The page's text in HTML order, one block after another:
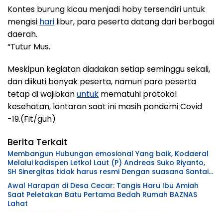
Kontes burung kicau menjadi hoby tersendiri untuk
mengisi hari libur, para peserta datang dari berbagai
daerah.
“Tutur Mus.
Meskipun kegiatan diadakan setiap seminggu sekali,
dan diikuti banyak peserta, namun para peserta
tetap di wajibkanuntuk mematuhi protokol
kesehatan, lantaran saat ini masih pandemi Covid
-19.(Fit/guh)
Berita Terkait
Membangun Hubungan emosional Yang baik, Kodaeral
Melalui kadispen Letkol Laut (P) Andreas Suko Riyanto,
SH Sinergitas tidak harus resmi Dengan suasana Santai
lebih Dekat Dan Harmonis.
Awal Harapan di Desa Cecar: Tangis Haru Ibu Amiah
Saat Peletakan Batu Pertama Bedah Rumah BAZNAS
Lahat